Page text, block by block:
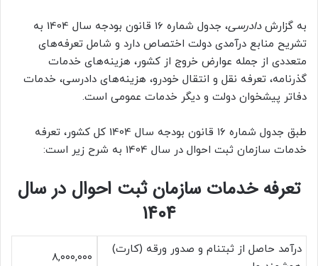
به گزارشدادرسی
، جدول شماره 16 قانون بودجه سال 1404 به
تشریح منابع درآمدی دولت اختصاص دارد و شامل تعرفه‌های
متعددی از جمله عوارض خروج از کشور، هزینه‌های خدمات
گذرنامه، تعرفه نقل و انتقال خودرو، هزینه‌های دادرسی، خدمات
دفاتر پیشخوان دولت و دیگر خدمات عمومی است.
طبق جدول شماره ۱۶ قانون بودجه سال 1404 کل کشور، تعرفه
خدمات سازمان ثبت احوال در سال 1404 به شرح زیر است:
تعرفه خدمات سازمان ثبت احوال در سال
1404
درآمد حاصل از ثبتنام و صدور ورقه (کارت)
۸,۰۰۰,۰۰۰